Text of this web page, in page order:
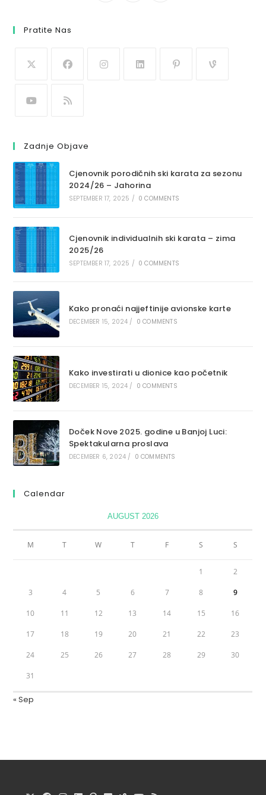
Pratite Nas
Zadnje Objave
Cjenovnik porodičnih ski karata za sezonu
2024/26 – Jahorina
SEPTEMBER 17, 2025 / 0 COMMENTS
Cjenovnik individualnih ski karata – zima
2025/26
SEPTEMBER 17, 2025 / 0 COMMENTS
Kako pronaći najjeftinije avionske karte
DECEMBER 15, 2024 / 0 COMMENTS
Kako investirati u dionice kao početnik
DECEMBER 15, 2024 / 0 COMMENTS
Doček Nove 2025. godine u Banjoj Luci:
Spektakularna proslava
DECEMBER 6, 2024 / 0 COMMENTS
Calendar
AUGUST 2026
M T W T F S S
1 2
3 4 5 6 7 8 9
10 11 12 13 14 15 16
17 18 19 20 21 22 23
24 25 26 27 28 29 30
31
« Sep